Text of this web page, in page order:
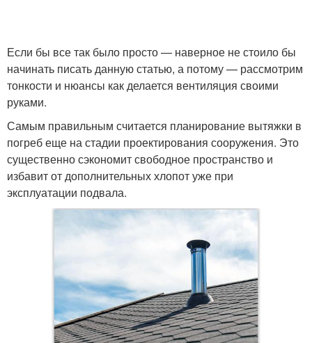
Если бы все так было просто — наверное не стоило бы
начинать писать данную статью, а потому — рассмотрим
тонкости и нюансы как делается вентиляция своими
руками.
Самым правильным считается планирование вытяжки в
погреб еще на стадии проектирования сооружения. Это
существенно сэкономит свободное пространство и
избавит от дополнительных хлопот уже при
эксплуатации подвала.